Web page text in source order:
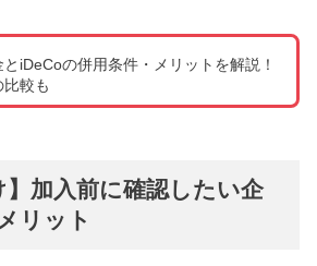
iDeCoの併用条件・メリットを解説！
較も
】加入前に確認したい企
リット